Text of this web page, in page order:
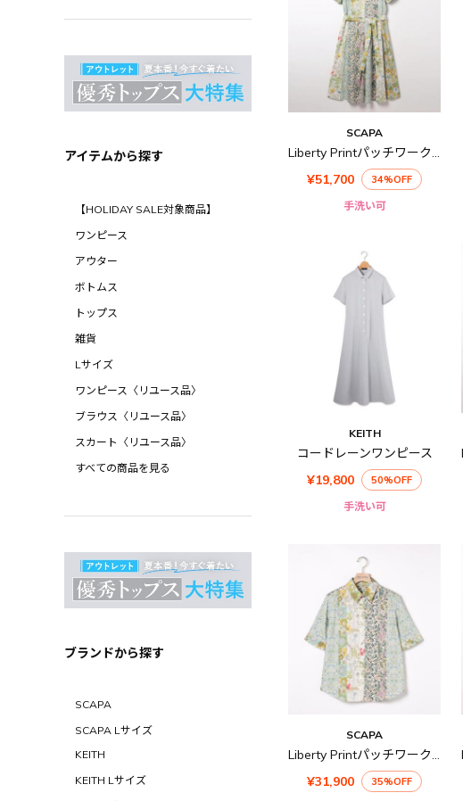
アイテムから探す
【HOLIDAY SALE対象商品】
ワンピース
アウター
ボトムス
トップス
雑貨
Lサイズ
ワンピース〈リユース品〉
ブラウス〈リユース品〉
スカート〈リユース品〉
すべての商品を見る
ブランドから探す
SCAPA
SCAPA Lサイズ
KEITH
KEITH Lサイズ
SCAPA
¥51,700
34%OFF
手洗い可
KEITH
コードレーンワンピース
¥19,800
50%OFF
手洗い可
SCAPA
¥31,900
35%OFF